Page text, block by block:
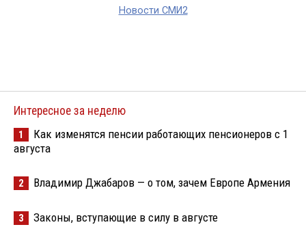
Новости СМИ2
Интересное за неделю
1
Как изменятся пенсии работающих пенсионеров с 1
августа
2 Владимир Джабаров — о том, зачем Европе Армения
3 Законы, вступающие в силу в августе